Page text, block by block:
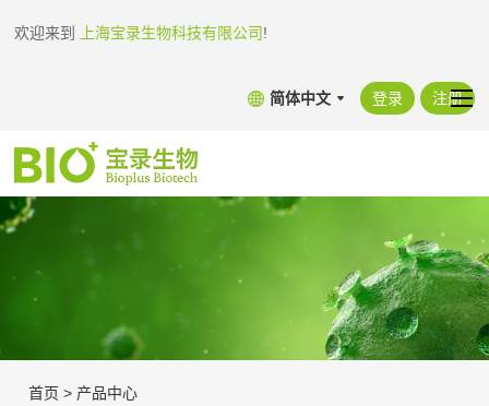
欢迎来到 上海宝录生物科技有限公司!
简体中文 登录 注册
首页 > 产品中心